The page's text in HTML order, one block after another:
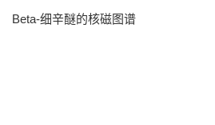
Beta-细辛醚的核磁图谱